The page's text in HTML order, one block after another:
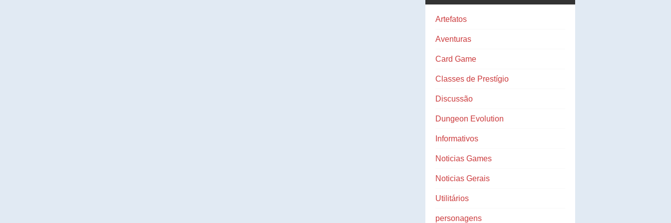
Artefatos
Aventuras
Card Game
Classes de Prestígio
Discussão
Dungeon Evolution
Informativos
Noticias Games
Noticias Gerais
Utilitários
personagens